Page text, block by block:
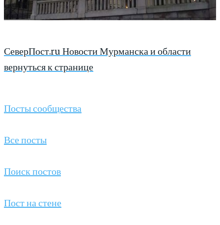
СеверПост.ru Новости Мурманска и области
вернуться к странице
Посты сообщества
Все посты
Поиск постов
Пост на стене